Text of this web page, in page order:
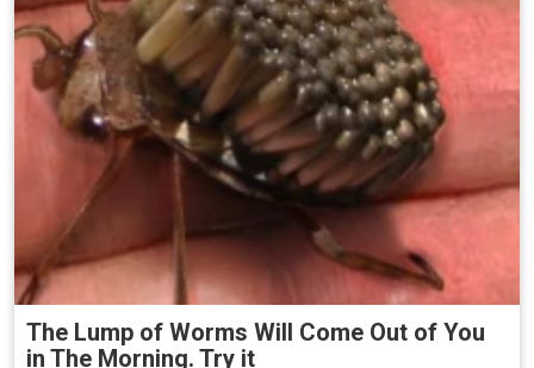
The Lump of Worms Will Come Out of You
in The Morning. Try it